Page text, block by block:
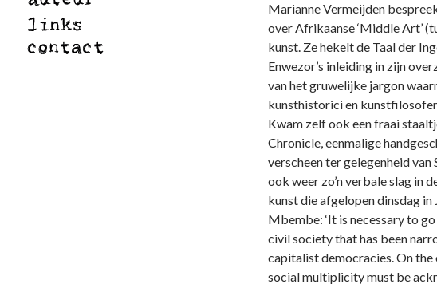
Marianne Vermeijden
over Afrikaanse ‘Middle Art’
kunst. Ze hekelt de Taal der
Enwezor’s inleiding in zijn
van het gruwelijke jargon
kunsthistorici en
Kwam zelf ook een fraai
Chronicle, eenmalige
verscheen ter gelegenheid
ook weer zo’n verbale slag in
kunst die afgelopen dinsdag
Mbembe: ‘It is necessary to
civil society that has been
capitalist democracies. On
social multiplicity must be